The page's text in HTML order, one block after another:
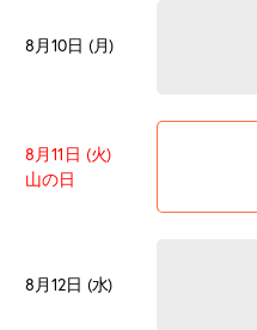
8月10日 (月)
8月11日 (火)
山の日
8月12日 (水)